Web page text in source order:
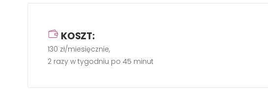
KOSZT:
130 zł/miesięcznie,
2 razy w tygodniu po 45 minut